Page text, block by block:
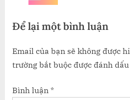
Để lại một bình luận
Email của bạn sẽ không được
trường bắt buộc được đánh dấu
Bình luận *